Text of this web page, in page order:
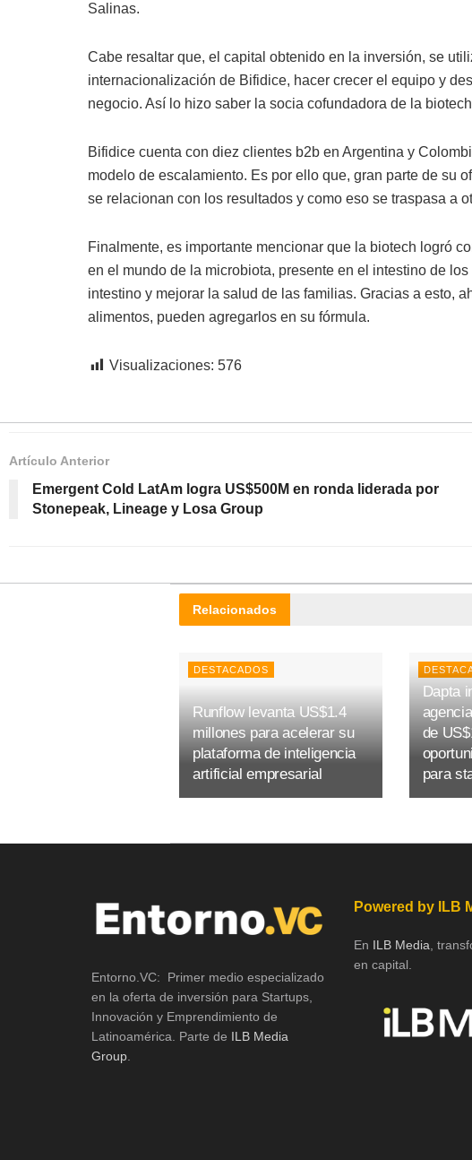
Salinas.
Cabe resaltar que, el capital obtenido en la inversión, se
internacionalización de Bifidice, hacer crecer el equipo y
negocio. Así lo hizo saber la socia cofundadora de la
Bifidice cuenta con diez clientes b2b en Argentina y
modelo de escalamiento. Es por ello que, gran parte de su
se relacionan con los resultados y como eso se traspasa a
Finalmente, es importante mencionar que la biotech logró
en el mundo de la microbiota, presente en el intestino de
intestino y mejorar la salud de las familias. Gracias a esto,
alimentos, pueden agregarlos en su fórmula.
Visualizaciones: 576
Artículo Anterior
Emergent Cold LatAm logra US$500M en ronda liderada por
Stonepeak, Lineage y Losa Group
Relacionados
DESTACADOS
Runflow levanta US$1.4
millones para acelerar su
plataforma de inteligencia
artificial empresarial
Dapta
de
para
Entorno.VC: Primer medio especializado
en la oferta de inversión para Startups,
Innovación y Emprendimiento de
Latinoamérica. Parte de ILB Media
Group.
Powered by ILB
En ILB Media ,
en capital.